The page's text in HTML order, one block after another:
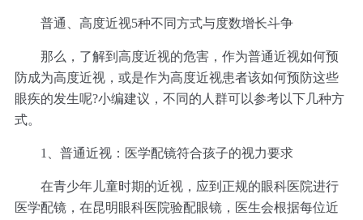
普通、高度近视5种不同方式与度数增长斗争
那么，了解到高度近视的危害，作为普通近视如何预
防成为高度近视，或是作为高度近视患者该如何预防这些
眼疾的发生呢?小编建议，不同的人群可以参考以下几种方
式。
1、普通近视： 医学配镜符合孩子的视力要求
在青少年儿童时期的近视，应到正规的眼科医院进行
医学配镜，在昆明眼科医院验配眼镜，医生会根据每位近